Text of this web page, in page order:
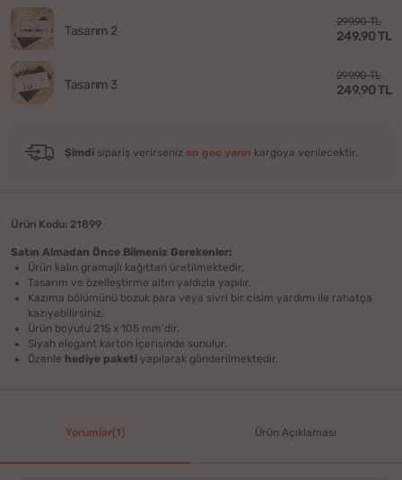
Tasarım 2
299.90 TL
249.90 TL
Tasarım 3
299.90 TL
249.90 TL
Şimdi sipariş verirseniz en geç yarın kargoya verilecektir.
Ürün Kodu: 21899
Satın Almadan Önce Bilmeniz Gerekenler:
Ürün kalın gramajlı kağıttan üretilmektedir,
Tasarım ve özelleştirme altın yaldızla yapılır.
Kazıma bölümünü bozuk para veya sivri bir cisim yardımı ile rahatça
kazıyabilirsiniz.
Ürün boyutu 215 x 105 mm'dir.
Siyah elegant karton içerisinde sunulur.
Özenle hediye paketi yapılarak gönderilmektedir.
Yorumlar(1) Ürün Açıklaması